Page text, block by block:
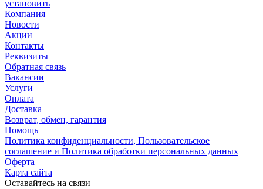
установить
Компания
Новости
Акции
Контакты
Реквизиты
Обратная связь
Вакансии
Услуги
Оплата
Доставка
Возврат, обмен, гарантия
Помощь
Политика конфиденциальности, Пользовательское
соглашение и Политика обработки персональных данных
Оферта
Карта сайта
Оставайтесь на связи